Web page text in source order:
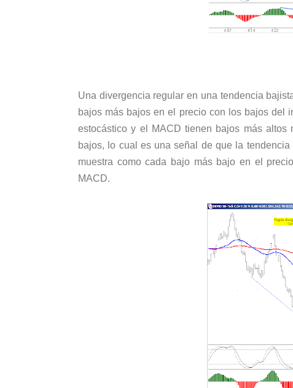
Una divergencia regular en una tendencia
bajos más bajos en el precio con los bajos del
estocástico y el MACD tienen bajos más
bajos, lo cual es una señal de que la
muestra como cada bajo más bajo en el
MACD.